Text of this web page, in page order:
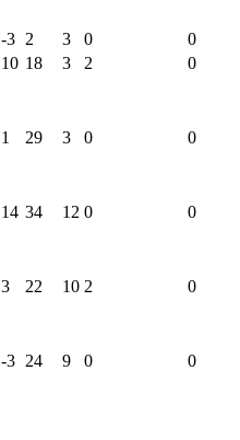
-3 2 3 0 0
10 18 3 2 0
1 29 3 0 0
14 34 12 0 0
3 22 10 2 0
-3 24 9 0 0